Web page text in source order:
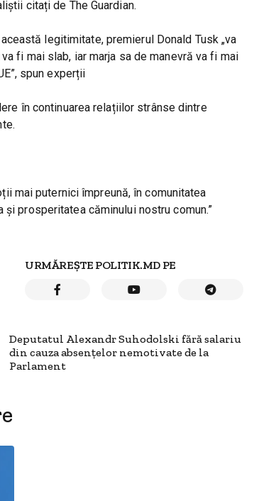
citați de The Guardian.
legitimitate, premierul Donald Tusk „va
fi mai slab, iar marja sa de manevră va fi mai
spun experții
în continuarea relațiilor strânse dintre
mai puternici împreună, în comunitatea
prosperitatea căminului nostru comun.”
URMĂREȘTE POLITIK.MD PE
Deputatul Alexandr Suhodolski fără salariu
din cauza absențelor nemotivate de la
Parlament